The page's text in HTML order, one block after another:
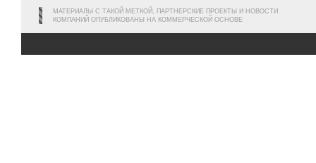
МАТЕРИАЛЫ С ТАКОЙ МЕТКОЙ, ПАРТНЕРСКИЕ ПРОЕКТЫ И НОВОСТИ
КОМПАНИЙ ОПУБЛИКОВАНЫ НА КОММЕРЧЕСКОЙ ОСНОВЕ